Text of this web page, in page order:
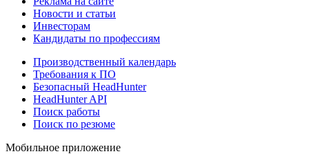
Новости и статьи
Инвесторам
Кандидаты по профессиям
Производственный календарь
Требования к ПО
Безопасный HeadHunter
HeadHunter API
Поиск работы
Поиск по резюме
Мобильное приложение